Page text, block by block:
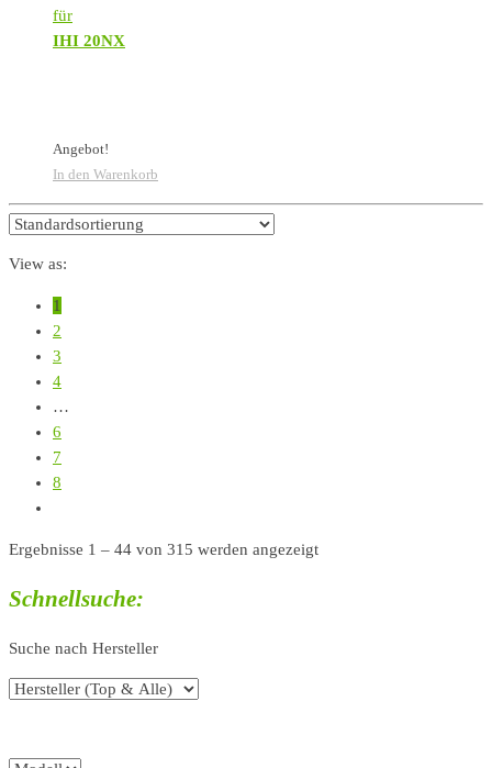
für
IHI 20NX
Angebot!
In den Warenkorb
View as:
1
2
3
4
…
6
7
8
Ergebnisse 1 – 44 von 315 werden angezeigt
Schnellsuche:
Suche nach Hersteller